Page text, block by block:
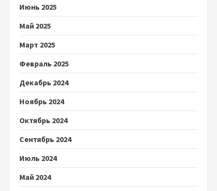
Июнь 2025
Май 2025
Март 2025
Февраль 2025
Декабрь 2024
Ноябрь 2024
Октябрь 2024
Сентябрь 2024
Июль 2024
Май 2024